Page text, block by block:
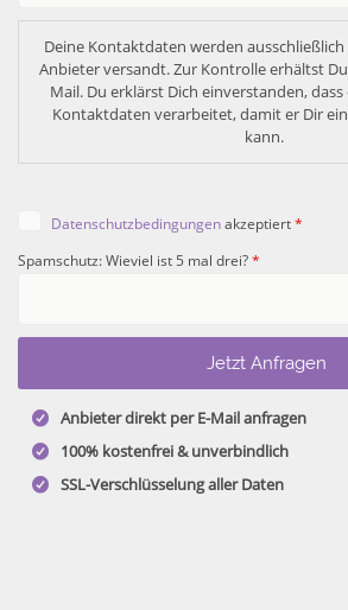
Deine Kontaktdaten werden
Anbieter versandt. Zur Kontrolle erhältst
Mail. Du erklärst Dich einverstanden,
Kontaktdaten verarbeitet, damit er Dir
kann.
Datenschutzbedingungenakzeptiert*
Spamschutz: Wieviel ist 5 mal drei?*
Anbieter direkt per E-Mail anfragen
100% kostenfrei & unverbindlich
SSL-Verschlüsselung aller Daten